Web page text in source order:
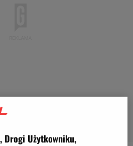
Drogi Użytkowniku,